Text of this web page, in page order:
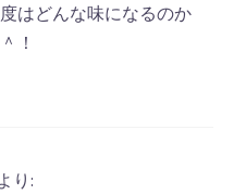
はどんな味になるのか
！
り: